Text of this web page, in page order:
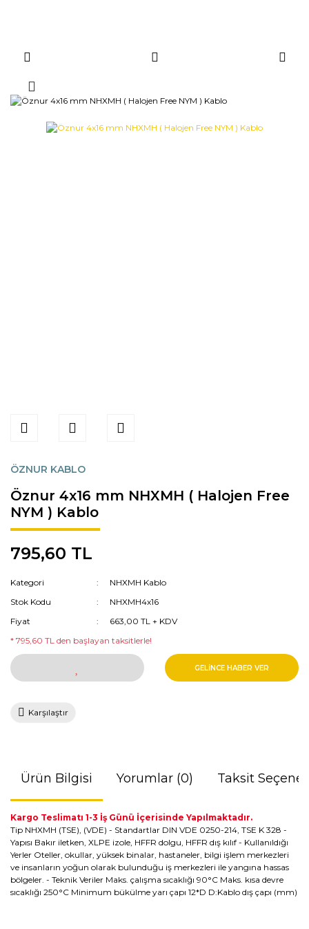
ÖZNUR KABLO
Öznur 4x16 mm NHXMH ( Halojen Free
NYM ) Kablo
795,60 TL
Kategori
NHXMH Kablo
Stok Kodu
NHXMH4x16
Fiyat
663,00 TL + KDV
* 795,60 TL den başlayan taksitlerle!
GELİNCE HABER VER
Karşılaştır
Ürün Bilgisi Yorumlar (0) Taksit
Kargo Teslimatı 1-3 İş Günü İçerisinde Yapılmaktadır.
Tip NHXMH (TSE), (VDE) - Standartlar DIN VDE 0250-214, TSE K 328 -
Yapısı Bakır iletken, XLPE izole, HFFR dolgu, HFFR dış kılıf - Kullanıldığı
Yerler Oteller, okullar, yüksek binalar, hastaneler, bilgi işlem merkezleri
ve insanların yoğun olarak bulunduğu iş merkezleri ile yangına hassas
bölgeler. - Teknik Veriler Maks. çalışma sıcaklığı 90°C Maks. kısa devre
sıcaklığı 250°C Minimum bükülme yarı çapı 12*D D:Kablo dış çapı (mm)